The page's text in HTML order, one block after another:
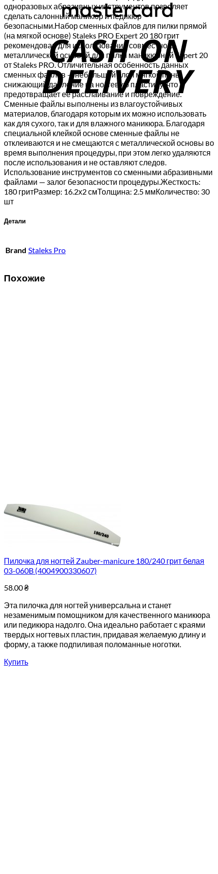
одноразовых абразивных инструментов позволяет
сделать салонный маникюр и педикюр
безопасными.Набор сменных файлов для пилки прямой
(на мягкой основе) Staleks PRO Expert 20 180 грит
рекомендован для использования совместно с
металлической основой для пилки маникюрной Expert 20
от Staleks PRO. Отличительная особенность данных
сменных файлов — небольшой слой мягкой пены,
снижающий давление на ногтевую пластину, что
предотвращает ее расслаивание и повреждение.
Сменные файлы выполнены из влагоустойчивых
материалов, благодаря которым их можно использовать
как для сухого, так и для влажного маникюра. Благодаря
специальной клейкой основе сменные файлы не
отклеиваются и не смещаются с металлической основы во
время выполнения процедуры, при этом легко удаляются
после использования и не оставляют следов.
Использование инструментов со сменными абразивными
файлами — залог безопасности процедуры.Жесткость:
180 гритРазмер: 16.2х2 смТолщина: 2.5 ммКоличество: 30
шт
Детали
Brand Staleks Pro
Похожие
Пилочка для ногтей Zauber-manicure 180/240 грит белая
03-060B (4004900330607)
58.00₴
Эта пилочка для ногтей универсальна и станет
незаменимым помощником для качественного маникюра
или педикюра надолго. Она идеально работает с краями
твердых ногтевых пластин, придавая желаемую длину и
форму, а также подпиливая поломанные ноготки.
Купить